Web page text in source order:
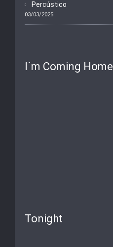
Percústico
03/03/2025
I´m Coming Home
Tonight